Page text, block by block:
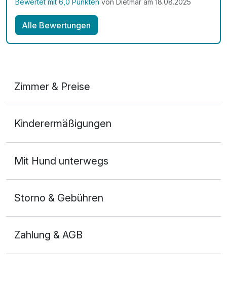
Bewertet mit 6,0 Punkten von Dietmar am 18.08.2025
Alle Bewertungen
Zimmer & Preise
2 Erwachsene und 1 Kind
Kinderermäßigungen
Mit Hund unterwegs
Storno & Gebühren
Zahlung & AGB